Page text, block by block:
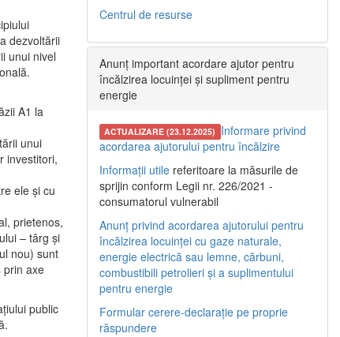
dezvoltării
unui nivel
A1 la
unui
investitori,
ele şi cu
prietenos,
– târg şi
nou) sunt
prin axe
public
Centrul de resurse
Anunț important acordare ajutor pentru
încălzirea locuinței și supliment pentru
energie
ACTUALIZARE (23.12.2025) Informare privind
acordarea ajutorului pentru încălzire
Informații utile referitoare la măsurile de
sprijin conform Legii nr. 226/2021 -
consumatorul vulnerabil
Anunț privind acordarea ajutorului pentru
încălzirea locuinței cu gaze naturale,
energie electrică sau lemne, cărbuni,
combustibili petrolieri și a suplimentului
pentru energie
Formular cerere-declarație pe proprie
răspundere